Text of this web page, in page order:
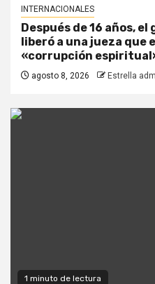
INTERNACIONALES
Después de 16 años,
liberó a una jueza que
«corrupción
agosto 8, 2026 Estrella
1 minuto de lectura